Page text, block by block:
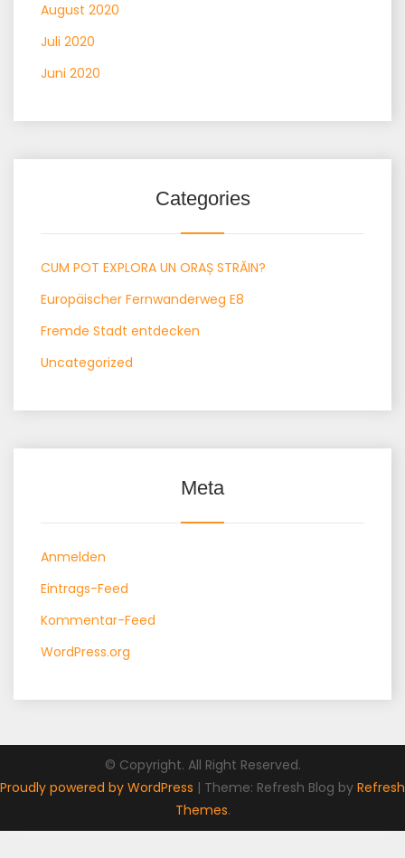
August 2020
Juli 2020
Juni 2020
Categories
CUM POT EXPLORA UN ORAȘ STRĂIN?
Europäischer Fernwanderweg E8
Fremde Stadt entdecken
Uncategorized
Meta
Anmelden
Eintrags-Feed
Kommentar-Feed
WordPress.org
© Copyright. All Right Reserved.
Proudly powered by WordPress | Theme: Refresh Blog by Refresh
Themes.